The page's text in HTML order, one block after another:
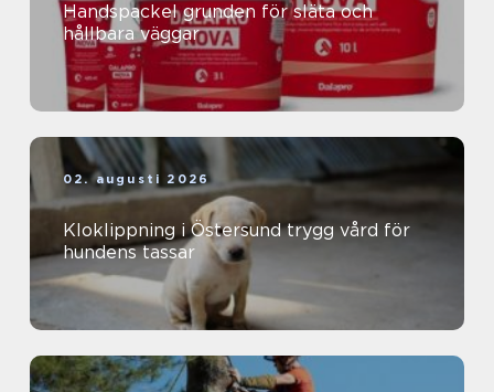
Handspackel grunden för släta och
hållbara väggar
02. augusti 2026
Kloklippning i Östersund trygg vård för
hundens tassar